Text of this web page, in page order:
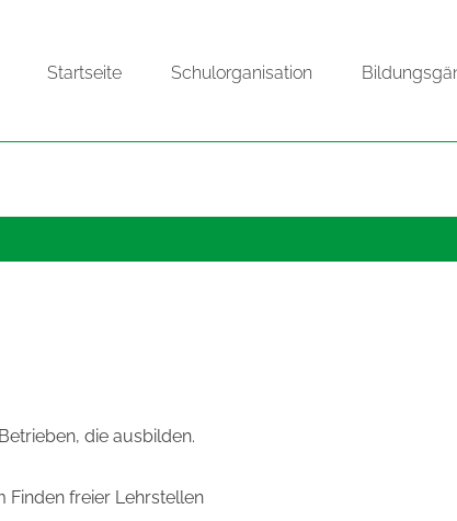
Startseite Schulorganisation
die ausbilden.
Finden freier Lehrstellen